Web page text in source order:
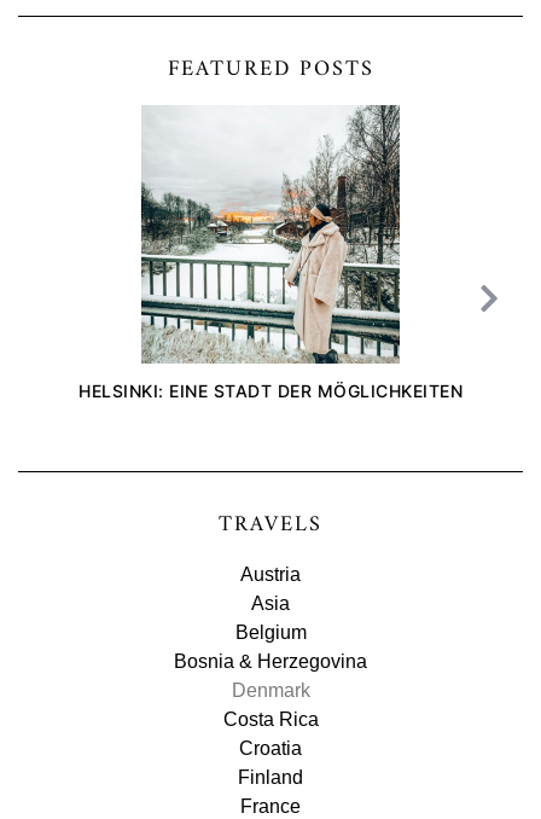
FEATURED POSTS
HELSINKI: EINE STADT DER MÖGLICHKEITEN
TRAVELS
Austria
Asia
Belgium
Bosnia & Herzegovina
Denmark
Costa Rica
Croatia
Finland
France